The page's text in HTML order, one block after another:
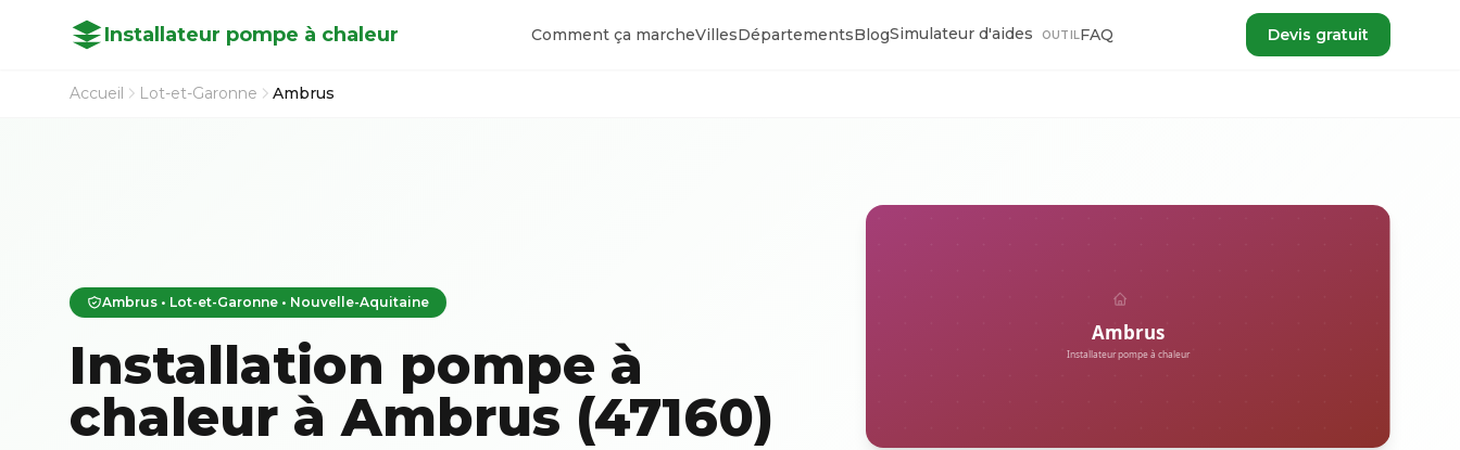
Installateur pompe à chaleur Comment ça marcheVillesDépartementsBlogSimulateur d'aides OUTILFAQ Devis gratuit
Accueil Lot-et-Garonne Ambrus
Ambrus • Lot-et-Garonne • Nouvelle-Aquitaine
Installation pompe à
chaleur à Ambrus (47160)